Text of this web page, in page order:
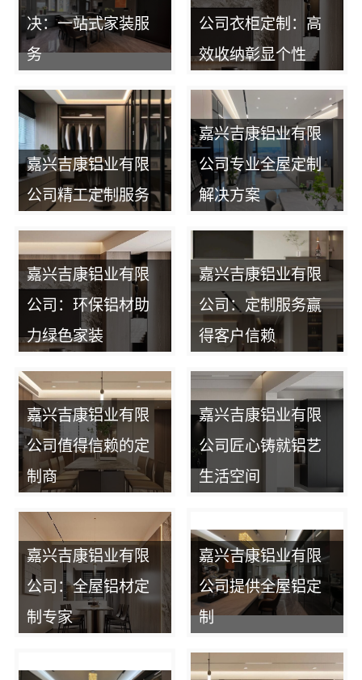
决：一站式家装服
务
公司衣柜定制：高
效收纳彰显个性
嘉兴吉康铝业有限
公司精工定制服务
嘉兴吉康铝业有限
公司专业全屋定制
解决方案
嘉兴吉康铝业有限
公司：环保铝材助
力绿色家装
嘉兴吉康铝业有限
公司：定制服务赢
得客户信赖
嘉兴吉康铝业有限
公司值得信赖的定
制商
嘉兴吉康铝业有限
公司匠心铸就铝艺
生活空间
嘉兴吉康铝业有限
公司：全屋铝材定
制专家
嘉兴吉康铝业有限
公司提供全屋铝定
制